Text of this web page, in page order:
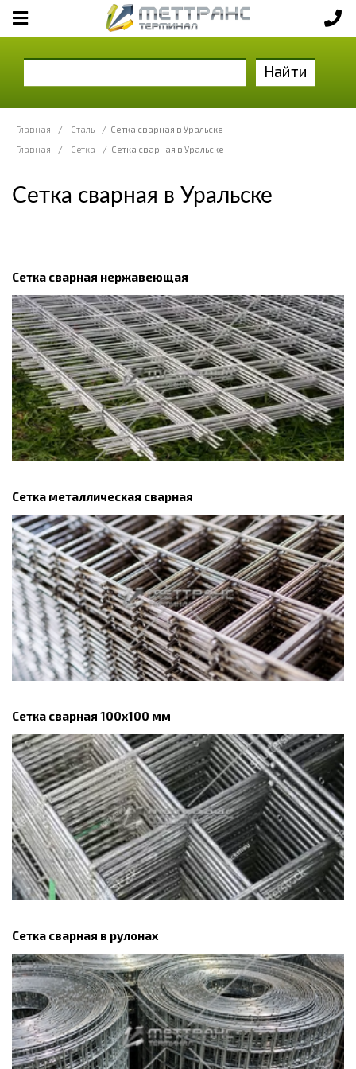
Найти
Главная / Сталь / Сетка сварная в Уральске
Главная
/ Сетка / Сетка сварная в Уральске
Сетка сварная в Уральске
Сетка сварная нержавеющая
Сетка металлическая сварная
Сетка сварная 100х100 мм
Сетка сварная в рулонах